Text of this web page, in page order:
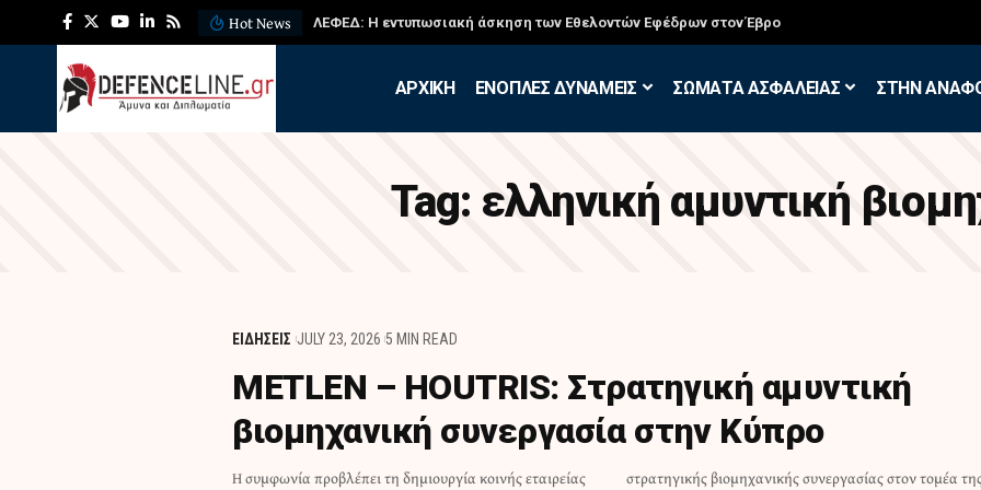
Hot News ΛΕΦΕΔ: Η εντυπωσιακή άσκηση των Εθελοντών Εφέδρων στον Έβρο
APXIKH ΕΝΟΠΛΕΣ ΔΥΝΑΜΕΙΣ ΣΩΜΑΤΑ ΑΣΦΑΛΕΙΑΣ ΣΤΗΝ
Tag: ελληνική αμυντική
ΕΙΔΗΣΕΙΣ JULY 23, 2026 5 MIN READ
METLEN – HOUTRIS: Στρατηγική αμυντική
βιομηχανική συνεργασία στην Κύπρο
Η συμφωνία προβλέπει τη δημιουργία κοινής εταιρείας
στρατηγικής βιομηχανικής συνεργασίας στον τομέα της